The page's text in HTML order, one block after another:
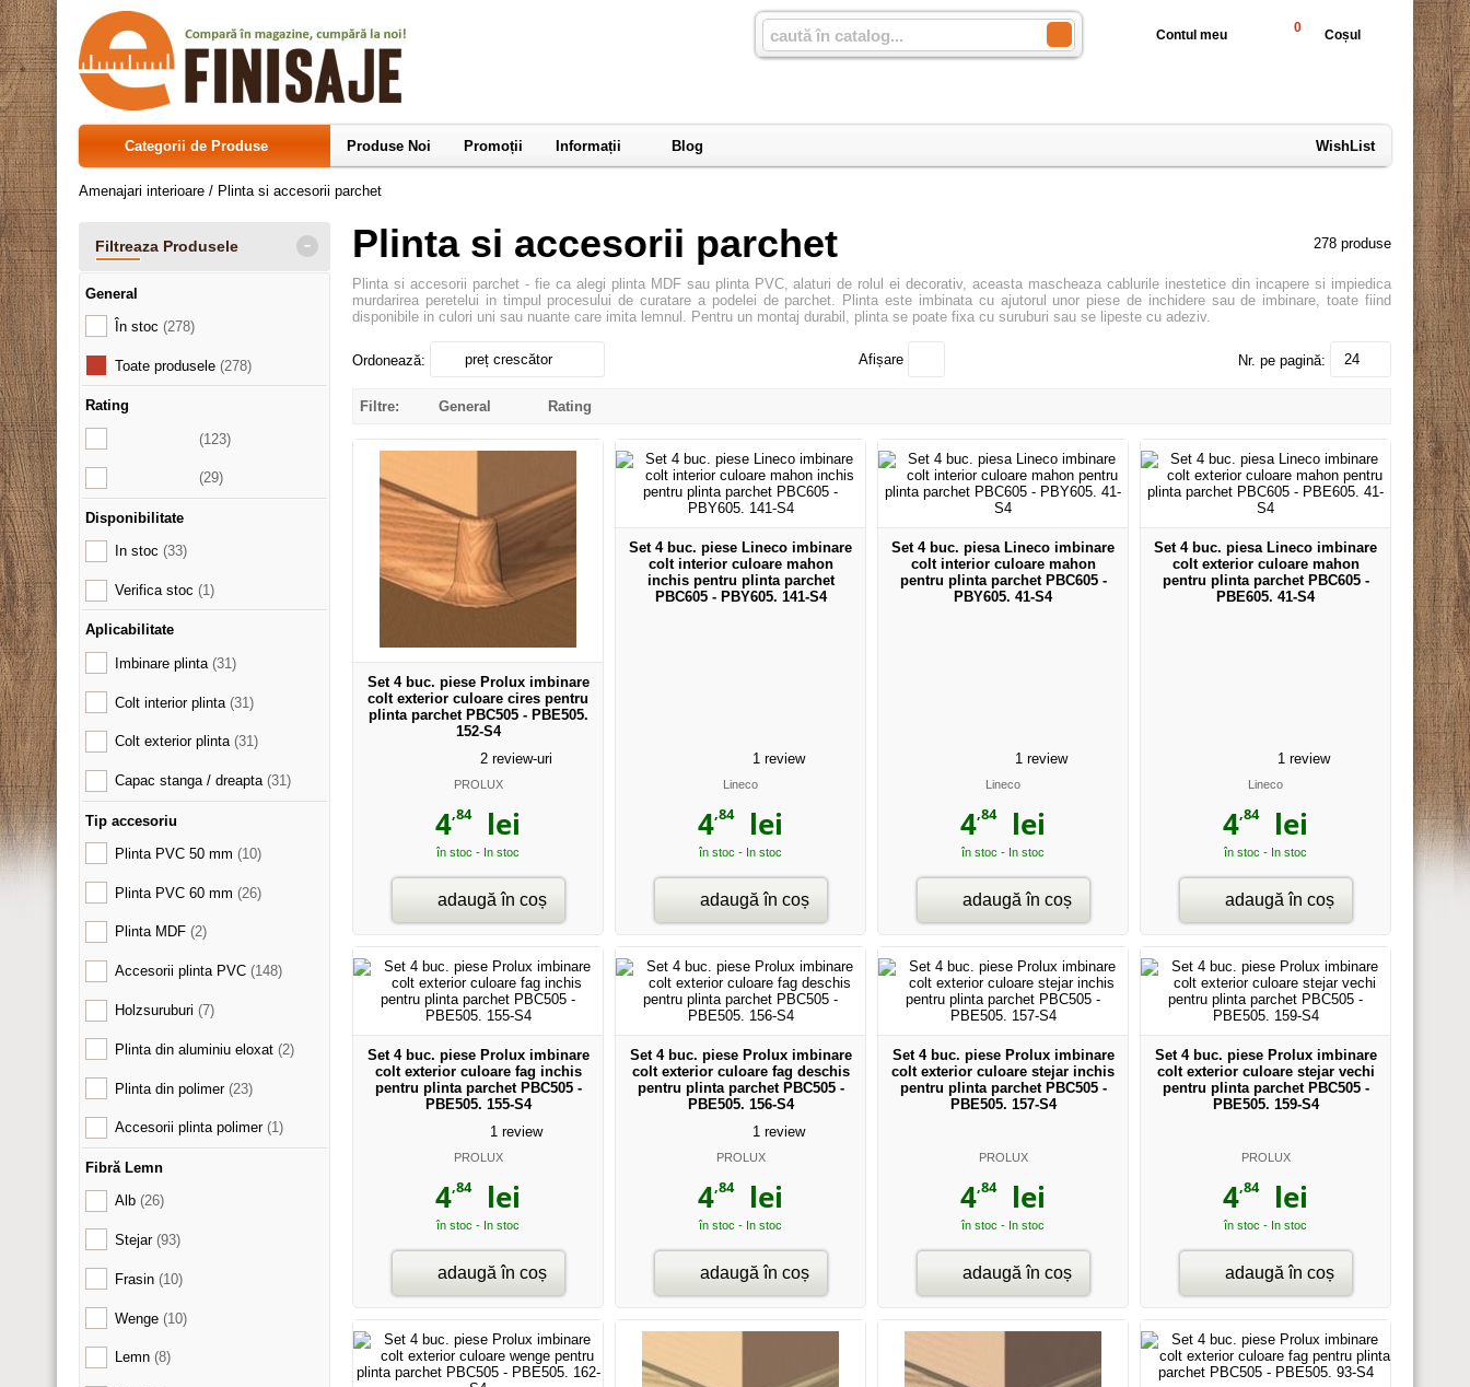
Contul meu 0 Coșul
Categorii de Produse Produse Noi Promoții Informații Blog WishList
Amenajari interioare / Plinta si accesorii parchet
Plinta si accesorii parchet 278 produse
Plinta si accesorii parchet - fie ca alegi plinta MDF sau plinta PVC, alaturi de rolul ei decorativ, aceasta mascheaza cablurile inestetice din incapere si impiedica
murdarirea peretelui in timpul procesului de curatare a podelei de parchet. Plinta este imbinata cu ajutorul unor piese de inchidere sau de imbinare, toate fiind
disponibile in culori uni sau nuante care imita lemnul. Pentru un montaj durabil, plinta se poate fixa cu suruburi sau se lipeste cu adeziv.
Ordonează: preț crescător Afișare Nr. pe pagină: 24
Filtre: General Rating
Set 4 buc. piese Prolux imbinare
colt exterior culoare cires pentru
plinta parchet PBC505 - PBE505.
152-S4
2 review-uri
PROLUX
4,84lei
în stoc - In stoc
adaugă în coș
Set 4 buc. piese Lineco imbinare
colt interior culoare mahon
inchis pentru plinta parchet
PBC605 - PBY605. 141-S4
1 review
Lineco
4,84lei
în stoc - In stoc
adaugă în coș
Set 4 buc. piesa Lineco imbinare
colt interior culoare mahon
pentru plinta parchet PBC605 -
PBY605. 41-S4
1 review
Lineco
4,84lei
în stoc - In stoc
adaugă în coș
Set 4 buc. piesa Lineco imbinare
colt exterior culoare mahon
pentru plinta parchet PBC605 -
PBE605. 41-S4
1 review
Lineco
4,84lei
în stoc - In stoc
adaugă în coș
Set 4 buc. piese Prolux imbinare
colt exterior culoare fag inchis
pentru plinta parchet PBC505 -
PBE505. 155-S4
1 review
PROLUX
4,84lei
în stoc - In stoc
adaugă în coș
Set 4 buc. piese Prolux imbinare
colt exterior culoare fag deschis
pentru plinta parchet PBC505 -
PBE505. 156-S4
1 review
PROLUX
4,84lei
în stoc - In stoc
adaugă în coș
Set 4 buc. piese Prolux imbinare
colt exterior culoare stejar inchis
pentru plinta parchet PBC505 -
PBE505. 157-S4
PROLUX
4,84lei
în stoc - In stoc
adaugă în coș
Set 4 buc. piese Prolux imbinare
colt exterior culoare stejar vechi
pentru plinta parchet PBC505 -
PBE505. 159-S4
PROLUX
4,84lei
în stoc - In stoc
adaugă în coș
Filtreaza Produsele -
General
În stoc (278)
Toate produsele (278)
Rating
(123)
(29)
Disponibilitate
In stoc (33)
Verifica stoc (1)
Aplicabilitate
Imbinare plinta (31)
Colt interior plinta (31)
Colt exterior plinta (31)
Capac stanga / dreapta (31)
Tip accesoriu
Plinta PVC 50 mm (10)
Plinta PVC 60 mm (26)
Plinta MDF (2)
Accesorii plinta PVC (148)
Holzsuruburi (7)
Plinta din aluminiu eloxat (2)
Plinta din polimer (23)
Accesorii plinta polimer (1)
Fibră Lemn
Alb (26)
Stejar (93)
Frasin (10)
Wenge (10)
Lemn (8)